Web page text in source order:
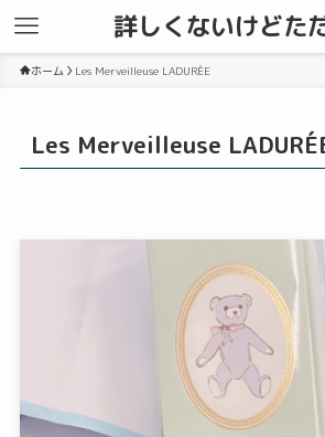
詳しくないけどた
ホーム Les Merveilleuse LADURÉE
Les Merveilleuse